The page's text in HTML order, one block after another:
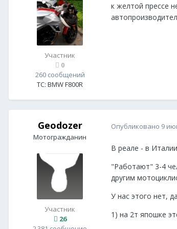
Участник
0
260 сообщений
ТС: BMW F800R
к желтой прессе
Geodozer
Мотогражданин
Участник
26
Опубликовано 9
В реале - в
"Работают" 3-4
другим
У нас этого нет,
1) на 2т япошке